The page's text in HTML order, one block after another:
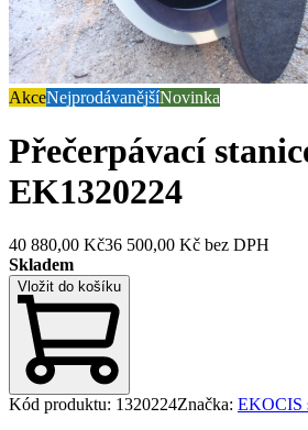
AkceNejprodávanějšíNovinka
Přečerpávací
EK1320224
40 880,00 Kč36 500,00 Kč bez DPH
Skladem
Vložit do košíku
Kód produktu: 1320224Značka: EKOCIS